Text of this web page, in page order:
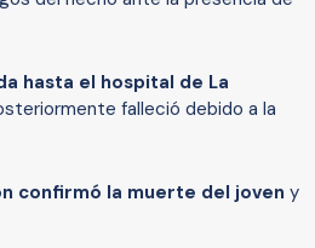
hasta el hospital de La
falleció debido a la
confirmó la muerte del joven y